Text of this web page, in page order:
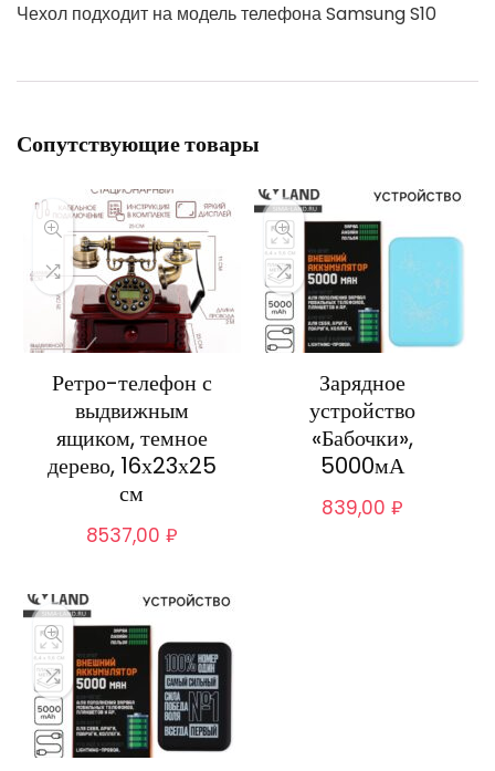
Чехол подходит на модель телефона Samsung S10
Сопутствующие товары
Ретро-телефон с
выдвижным
ящиком, темное
дерево, 16х23х25
см
8537,00 ₽
Зарядное
устройство
«Бабочки»,
5000мА
839,00₽